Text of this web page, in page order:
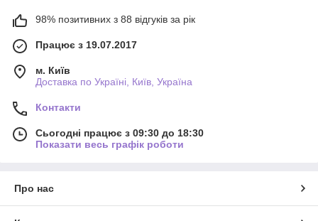
98% позитивних з 88 відгуків за рік
Працює з 19.07.2017
м. Київ
Доставка по Україні, Київ, Україна
Контакти
Сьогодні працює з 09:30 до 18:30
Показати весь графік роботи
Про нас